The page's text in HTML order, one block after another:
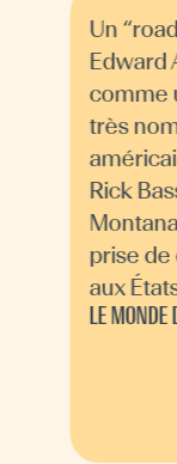
Un
Edward
comme
très
Rick
prise
aux
LE MONDE